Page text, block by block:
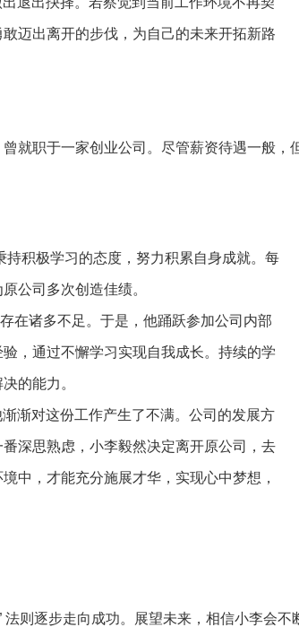
迈出离开的步伐，为自己的未来开拓新路
就职于一家创业公司。尽管薪资待遇一般，
持积极学习的态度，努力积累自身成就。每
公司多次创造佳绩。
在诸多不足。于是，他踊跃参加公司内部
，通过不懈学习实现自我成长。持续的学
的能力。
渐对这份工作产生了不满。公司的发展方
深思熟虑，小李毅然决定离开原公司，去
中，才能充分施展才华，实现心中梦想，
则逐步走向成功。展望未来，相信小李会不